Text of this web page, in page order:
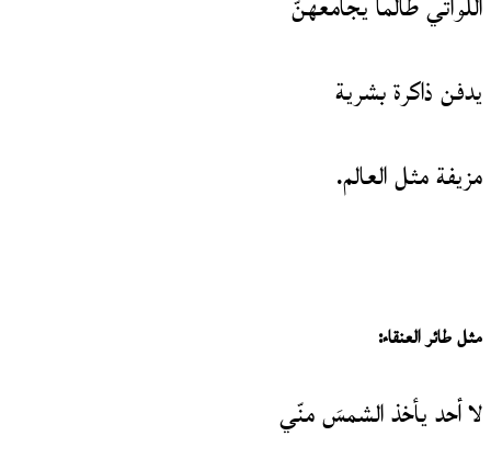
يدفن ذاكرة بشرية
مزيفة مثل العالم.
مثل طائر العنقاء:
لا أحد يأخذ الشمسَ منّي